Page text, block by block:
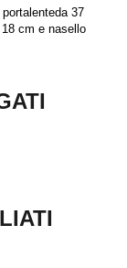
37
cm e nasello